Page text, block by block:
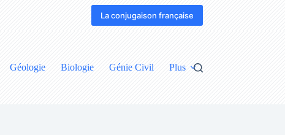
La conjugaison française
Géologie Biologie Génie Civil Plus